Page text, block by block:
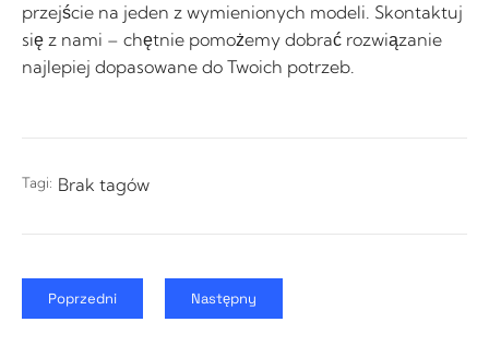
przejście na jeden z wymienionych modeli. Skontaktuj
się z nami – chętnie pomożemy dobrać rozwiązanie
najlepiej dopasowane do Twoich potrzeb.
Tagi: Brak tagów
Poprzedni Następny